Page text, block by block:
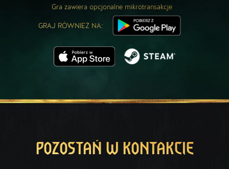
Gra zawiera opcjonalne mikrotransakcje
GRAJ RÓWNIEŻ NA:
POZOSTAŃ W KONTAKCIE